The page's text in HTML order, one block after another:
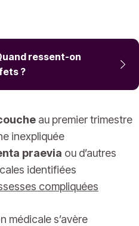
ressent-on
?
au premier trimestre
inexpliquée
praevia ou d’autres
identifiées
compliquées
médicale s’avère